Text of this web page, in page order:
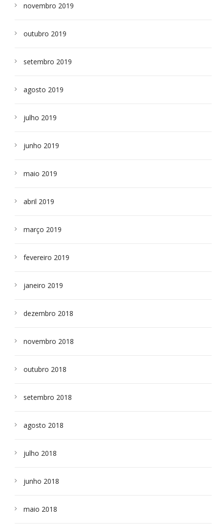
novembro 2019
outubro 2019
setembro 2019
agosto 2019
julho 2019
junho 2019
maio 2019
abril 2019
março 2019
fevereiro 2019
janeiro 2019
dezembro 2018
novembro 2018
outubro 2018
setembro 2018
agosto 2018
julho 2018
junho 2018
maio 2018